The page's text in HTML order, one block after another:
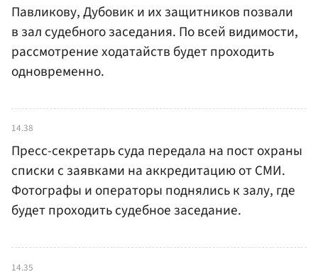
Павликову, Дубовик и их защитников позвали
в зал судебного заседания. По всей видимости,
рассмотрение ходатайств будет проходить
одновременно.
14.38
Пресс-секретарь суда передала на пост охраны
списки с заявками на аккредитацию от СМИ.
Фотографы и операторы поднялись к залу, где
будет проходить судебное заседание.
14.35